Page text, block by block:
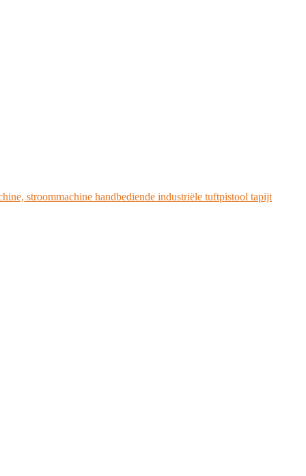
stroommachine handbediende industriële tuftpistool tapijt